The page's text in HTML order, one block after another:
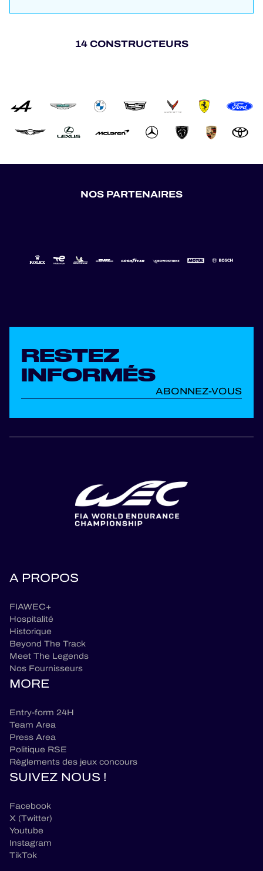
14 CONSTRUCTEURS
NOS PARTENAIRES
RESTEZ
INFORMÉS
ABONNEZ-VOUS
A PROPOS
FIAWEC+
Hospitalité
Historique
Beyond The Track
Meet The Legends
Nos Fournisseurs
MORE
Entry-form 24H
Team Area
Press Area
Politique RSE
Règlements des jeux concours
SUIVEZ NOUS !
Facebook
X (Twitter)
Youtube
Instagram
TikTok